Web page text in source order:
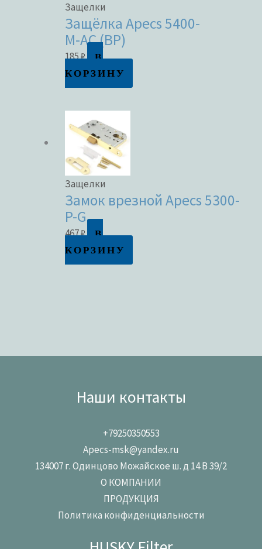
Защелки
Защёлка Apecs 5400-
M-AC (BP)
185₽
В
КОРЗИНУ
Защелки
Замок врезной Apecs 5300-
P-G
467₽
В
КОРЗИНУ
Наши контакты
+79250350553
Apecs-msk@yandex.ru
134007 г. Одинцово Можайское ш. д 14 В 39/2
О КОМПАНИИ
ПРОДУКЦИЯ
Политика конфиденциальности